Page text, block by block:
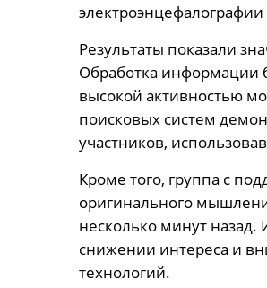
электроэнцефалографии
Результаты показали
Обработка информации
высокой активностью
поисковых систем
участников,
Кроме того, группа с
оригинального
несколько минут назад.
снижении интереса и
технологий.